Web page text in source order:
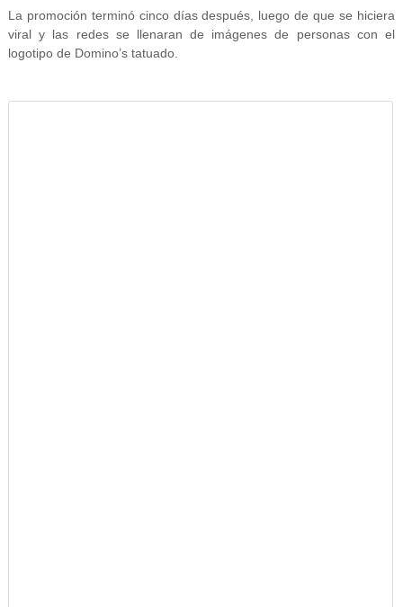
La promoción terminó cinco días después, luego de que se hiciera
viral y las redes se llenaran de imágenes de personas con el
logotipo de Domino’s tatuado.